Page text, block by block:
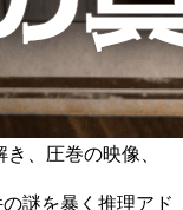
、圧巻の映像、
謎を暴く推理アド